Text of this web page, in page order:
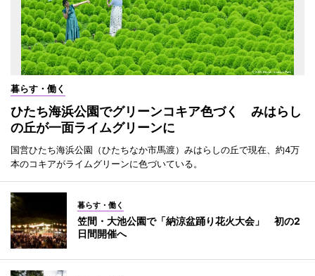
暮らす・働く
ひたち海浜公園でグリーンコキア色づく みはらし
の丘が一面ライムグリーンに
国営ひたち海浜公園（ひたちなか市馬渡）みはらしの丘で現在、約4万
本のコキアがライムグリーンに色づいている。
暮らす・働く
笠間・大池公園で「納涼盆踊り花火大会」 初の2
日間開催へ